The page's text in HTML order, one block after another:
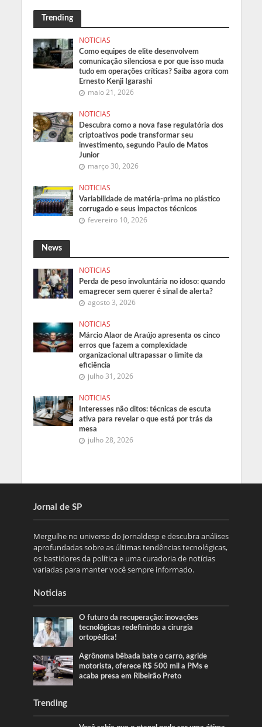
Trending
NOTICIAS
Como equipes de elite desenvolvem
comunicação silenciosa e por que isso muda
tudo em operações críticas? Saiba agora com
Ernesto Kenji Igarashi
maio 21, 2026
NOTICIAS
Descubra como a nova fase regulatória dos
criptoativos pode transformar seu
investimento, segundo Paulo de Matos
Junior
março 30, 2026
NOTICIAS
Variabilidade de matéria-prima no plástico
corrugado e seus impactos técnicos
fevereiro 10, 2026
News
NOTICIAS
Perda de peso involuntária no idoso: quando
emagrecer sem querer é sinal de alerta?
agosto 3, 2026
NOTICIAS
Márcio Alaor de Araújo apresenta os cinco
erros que fazem a complexidade
organizacional ultrapassar o limite da
eficiência
julho 31, 2026
NOTICIAS
Interesses não ditos: técnicas de escuta
ativa para revelar o que está por trás da
mesa
julho 28, 2026
Jornal de SP
Mergulhe no universo do Jornaldesp e descubra análises
aprofundadas sobre as últimas tendências tecnológicas,
os bastidores da política e uma curadoria de notícias
variadas para manter você sempre informado.
Noticias
O futuro da recuperação: inovações
tecnológicas redefinindo a cirurgia
ortopédica!
Agrônoma bêbada bate o carro, agride
motorista, oferece R$ 500 mil a PMs e
acaba presa em Ribeirão Preto
Trending